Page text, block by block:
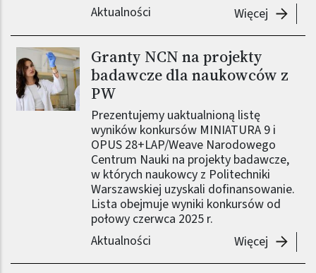
Aktualności
Więcej
Obraz (old)
Granty NCN na projekty
badawcze dla naukowców z
PW
Prezentujemy uaktualnioną listę
wyników konkursów MINIATURA 9 i
OPUS 28+LAP/Weave Narodowego
Centrum Nauki na projekty badawcze,
w których naukowcy z Politechniki
Warszawskiej uzyskali dofinansowanie.
Lista obejmuje wyniki konkursów od
połowy czerwca 2025 r.
Aktualności
Więcej Granty